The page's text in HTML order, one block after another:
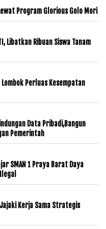
Program Glorious Golo Mori
Libatkan Ribuan Siswa Tanam
Perluas Kesempatan
Data Pribadi,Bangun
Pemerintah
SMAN 1 Praya Barat Daya
Kerja Sama Strategis